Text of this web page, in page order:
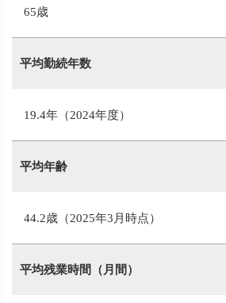
65歳
平均勤続年数
19.4年（2024年度）
平均年齢
44.2歳（2025年3月時点）
平均残業時間（月間）